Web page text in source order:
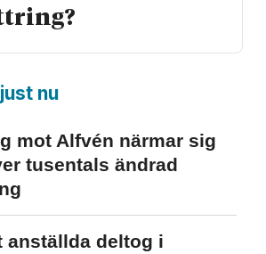
nu
mot Alfvén närmar sig
tusentals ändrad
anställda deltog i